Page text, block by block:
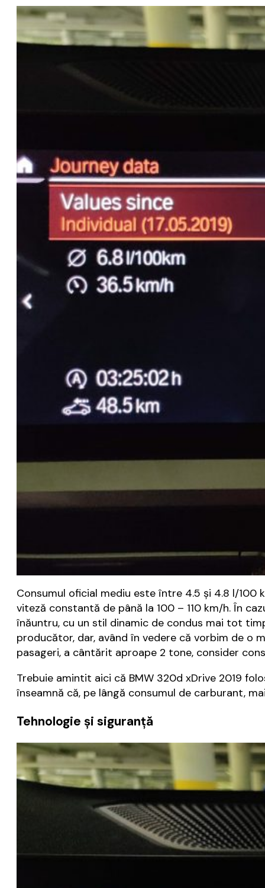
Consumul oficial mediu este între 4.5 și 4.8 l/100
viteză constantă de până la 100 – 110 km/h. În
înăuntru, cu un stil dinamic de condus mai tot
producător, dar, având în vedere că vorbim de o
pasageri, a cântărit aproape 2 tone, consider
Trebuie amintit aici că BMW 320d xDrive 2019
înseamnă că, pe lângă consumul de carburant,
Tehnologie și siguranță